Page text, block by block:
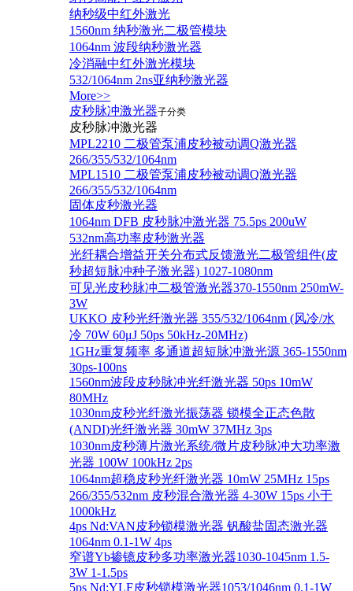
纳秒级中红外激光
1560nm 纳秒激光二极管模块
1064nm 波段纳秒激光器
冷消融中红外激光模块
532/1064nm 2ns亚纳秒激光器
More>>
皮秒脉冲激光器子分类
皮秒脉冲激光器
​MPL2210 二极管泵浦皮秒被动调Q激光器
266/355/532/1064nm
MPL1510 二极管泵浦皮秒被动调Q激光器
266/355/532/1064nm
固体皮秒激光器
1064nm DFB 皮秒脉冲激光器 75.5ps 200uW
532nm高功率皮秒激光器
光纤耦合增益开关分布式反馈激光二极管组件(皮
秒超短脉冲种子激光器) 1027-1080nm
可见光皮秒脉冲二极管激光器370-1550nm 250mW-
3W
UKKO 皮秒光纤激光器 355/532/1064nm (风冷/水
冷 70W 60μJ 50ps 50kHz-20MHz)
1GHz重复频率 多通道超短脉冲激光源 365-1550nm
30ps-100ns
1560nm波段皮秒脉冲光纤激光器 50ps 10mW
80MHz
1030nm皮秒光纤激光振荡器 锁模全正态色散
(ANDI)光纤激光器 30mW 37MHz 3ps
1030nm皮秒薄片激光系统/微片皮秒脉冲大功率激
光器 100W 100kHz 2ps
1064nm超稳皮秒光纤激光器 10mW 25MHz 15ps
266/355/532nm 皮秒混合激光器 4-30W 15ps 小于
1000kHz
4ps Nd:VAN皮秒锁模激光器 钒酸盐固态激光器
1064nm 0.1-1W 4ps
窄谱Yb掺镱皮秒多功率激光器1030-1045nm 1.5-
3W 1-1.5ps
5ps Nd:YLF皮秒锁模激光器1053/1046nm 0.1-1W